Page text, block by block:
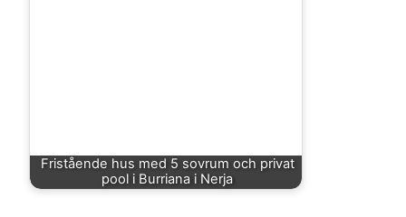
Fristående hus med 5 sovrum och privat
pool i Burriana i Nerja